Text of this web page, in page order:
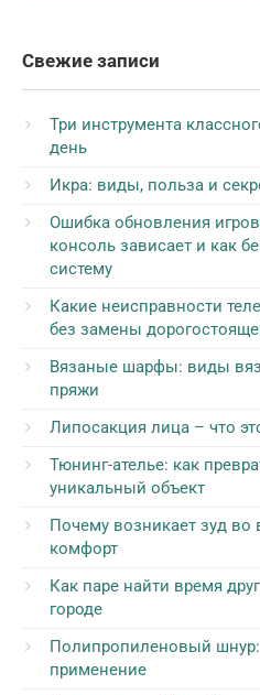
Свежие записи
Три инструмента
день
Икра: виды, польза и
Ошибка обновления
консоль зависает и как
систему
Какие неисправности
без замены
Вязаные шарфы: виды
пряжи
Липосакция лица – что
Тюнинг-ателье: как
уникальный объект
Почему возникает зуд во
комфорт
Как паре найти время
городе
Полипропиленовый
применение